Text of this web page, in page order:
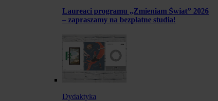
Laureaci programu „Zmieniam Świat” 2026
– zapraszamy na bezpłatne studia!
Dydaktyka